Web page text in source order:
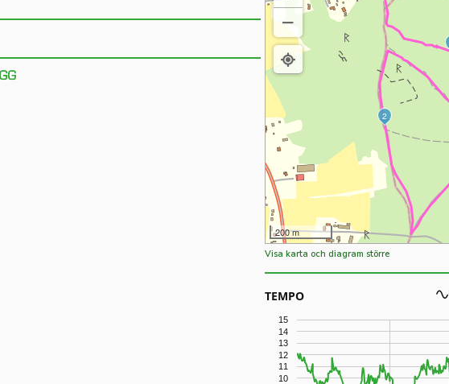
2
200 m
Visa karta och diagram större
TEMPO
10
11
12
13
14
15